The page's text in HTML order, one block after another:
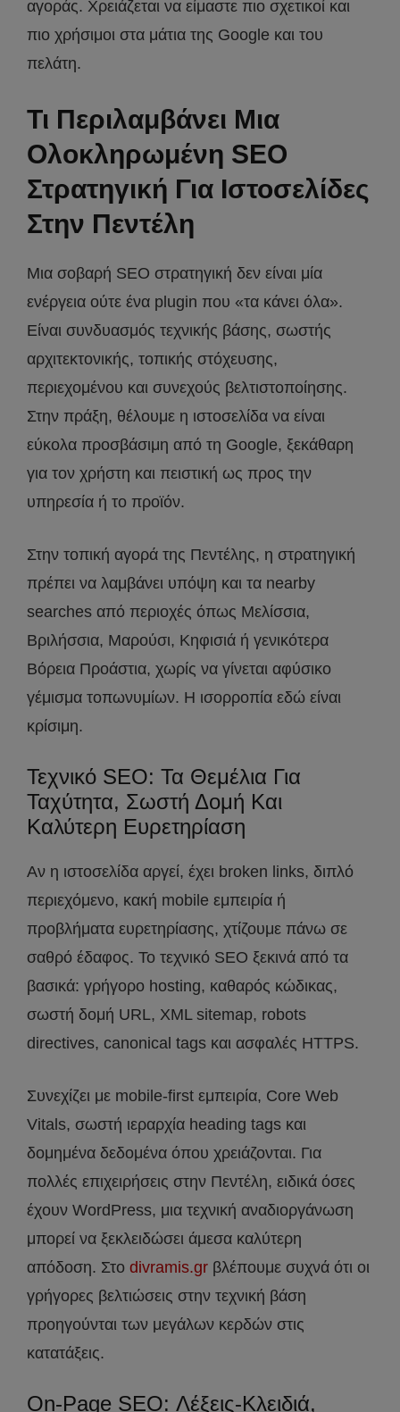
αγοράς. Χρειάζεται να είμαστε πιο σχετικοί και
πιο χρήσιμοι στα μάτια της Google και του
πελάτη.
Τι Περιλαμβάνει Μια
Ολοκληρωμένη SEO
Στρατηγική Για Ιστοσελίδες
Στην Πεντέλη
Μια σοβαρή SEO στρατηγική δεν είναι μία
ενέργεια ούτε ένα plugin που «τα κάνει όλα».
Είναι συνδυασμός τεχνικής βάσης, σωστής
αρχιτεκτονικής, τοπικής στόχευσης,
περιεχομένου και συνεχούς βελτιστοποίησης.
Στην πράξη, θέλουμε η ιστοσελίδα να είναι
εύκολα προσβάσιμη από τη Google, ξεκάθαρη
για τον χρήστη και πειστική ως προς την
υπηρεσία ή το προϊόν.
Στην τοπική αγορά της Πεντέλης, η στρατηγική
πρέπει να λαμβάνει υπόψη και τα nearby
searches από περιοχές όπως Μελίσσια,
Βριλήσσια, Μαρούσι, Κηφισιά ή γενικότερα
Βόρεια Προάστια, χωρίς να γίνεται αφύσικο
γέμισμα τοπωνυμίων. Η ισορροπία εδώ είναι
κρίσιμη.
Τεχνικό SEO: Τα Θεμέλια Για
Ταχύτητα, Σωστή Δομή Και
Καλύτερη Ευρετηρίαση
Αν η ιστοσελίδα αργεί, έχει broken links, διπλό
περιεχόμενο, κακή mobile εμπειρία ή
προβλήματα ευρετηρίασης, χτίζουμε πάνω σε
σαθρό έδαφος. Το τεχνικό SEO ξεκινά από τα
βασικά: γρήγορο hosting, καθαρός κώδικας,
σωστή δομή URL, XML sitemap, robots
directives, canonical tags και ασφαλές HTTPS.
Συνεχίζει με mobile-first εμπειρία, Core Web
Vitals, σωστή ιεραρχία heading tags και
δομημένα δεδομένα όπου χρειάζονται. Για
πολλές επιχειρήσεις στην Πεντέλη, ειδικά όσες
έχουν WordPress, μια τεχνική αναδιοργάνωση
μπορεί να ξεκλειδώσει άμεσα καλύτερη
απόδοση. Στο divramis.gr βλέπουμε συχνά ότι οι
γρήγορες βελτιώσεις στην τεχνική βάση
προηγούνται των μεγάλων κερδών στις
κατατάξεις.
On-Page SEO: Λέξεις-Κλειδιά,